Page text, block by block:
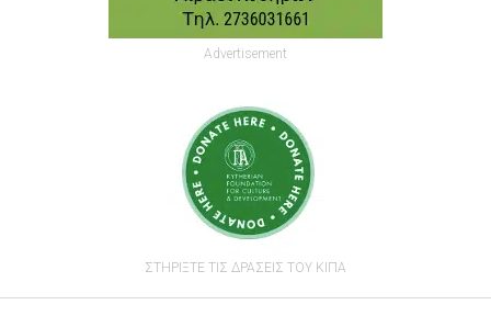
Advertisement
ΣΤΗΡΙΞΤΕ ΤΙΣ ΔΡΑΣΕΙΣ ΤΟΥ ΚΙΠΑ